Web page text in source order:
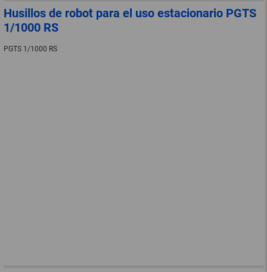
Husillos de robot para el uso estacionario PGTS
1/1000 RS
PGTS 1/1000 RS